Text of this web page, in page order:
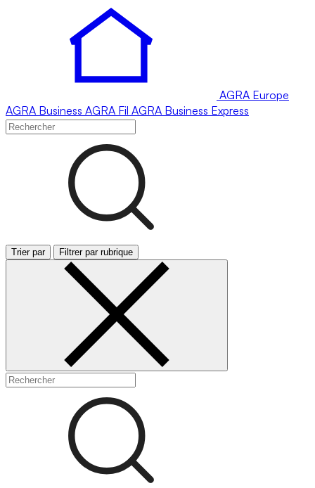
AGRA Europe
AGRA Business AGRA Fil AGRA Business Express
Trier par Filtrer par rubrique